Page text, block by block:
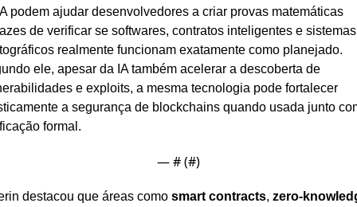
podem ajudar desenvolvedores a criar provas matemáticas
de verificar se softwares, contratos inteligentes e sistemas
realmente funcionam exatamente como planejado.
ele, apesar da IA também acelerar a descoberta de
e exploits, a mesma tecnologia pode fortalecer
a segurança de blockchains quando usada junto
formal.
— # (#)
destacou que áreas como smart contracts, zero-